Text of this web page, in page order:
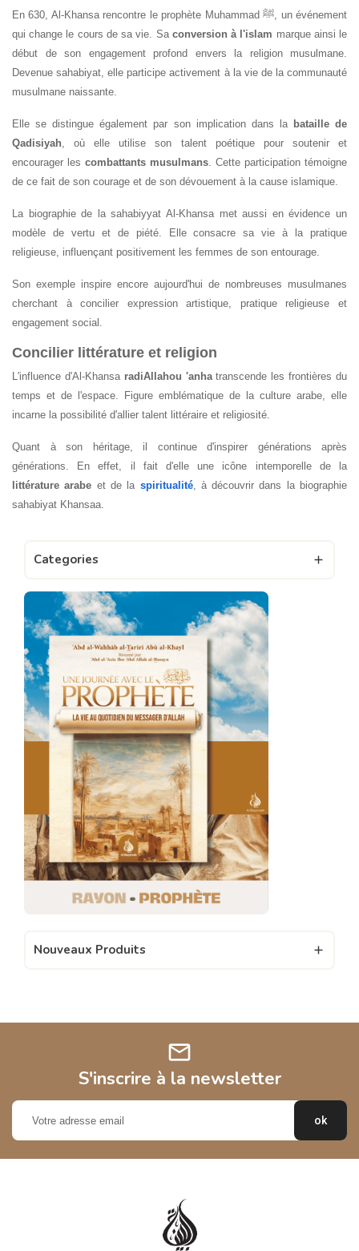
En 630, Al-Khansa rencontre le prophète Muhammad ﷺ, un événement
qui change le cours de sa vie. Sa conversion à l'islam marque ainsi le
début de son engagement profond envers la religion musulmane.
Devenue sahabiyat, elle participe activement à la vie de la communauté
musulmane naissante.
Elle se distingue également par son implication dans la bataille de
Qadisiyah , où elle utilise son talent poétique pour soutenir et
encourager les combattants musulmans . Cette participation témoigne
de ce fait de son courage et de son dévouement à la cause islamique.
La biographie de la sahabiyyat Al-Khansa met aussi en évidence un
modèle de vertu et de piété. Elle consacre sa vie à la pratique
religieuse, influençant positivement les femmes de son entourage.
Son exemple inspire encore aujourd'hui de nombreuses musulmanes
cherchant à concilier expression artistique, pratique religieuse et
engagement social.
Concilier littérature et religion
L'influence d'Al-Khansa radiAllahou 'anhatranscende les frontières du
temps et de l'espace. Figure emblématique de la culture arabe, elle
incarne la possibilité d'allier talent littéraire et religiosité.
Quant à son héritage, il continue d'inspirer générations après
générations. En effet, il fait d'elle une icône intemporelle de la
littérature arabe et de la spiritualité, à découvrir dans la biographie
sahabiyat Khansaa.
Categories 
Nouveaux Produits 
mail
S'inscrire à la newsletter